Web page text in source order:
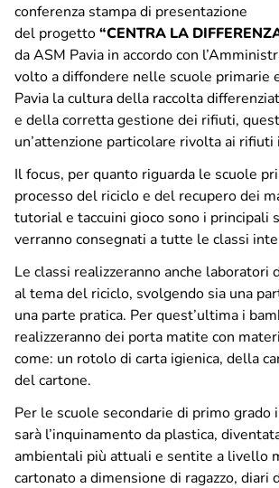
ASM Informa
Comunicati stampa
Comunicazione
Info, segnalazioni e reclami
APP IoAmoPavia
Raccolta differenziata
Porta a Porta – Pavia
Porta a Porta – Altri comuni
Piattaforma Ecologica di Montebellino
Borgo Ticino
Soste, parcheggi e bicinstazione
Zone a sosta regolamentata
Parcheggio Navigli
Parcheggio Oberdan
Parcheggio Flarer
Bicinstazione
conferenza stampa di presentazione
del progetto“CENTRA LA
da ASM Pavia in accordo con
volto a diffondere nelle scuole primarie
Pavia la cultura della raccolta
e della corretta gestione dei rifiuti,
un’attenzione particolare rivolta ai rifiuti
Il focus, per quanto riguarda le scuole
processo del riciclo e del recupero dei
tutorial e taccuini gioco sono i principali
verranno consegnati a tutte le classi
Le classi realizzeranno anche laboratori
al tema del riciclo, svolgendo sia una
una parte pratica. Per quest’ultima i
realizzeranno dei porta matite con
come: un rotolo di carta igienica, della
del cartone.
Per le scuole secondarie di primo grado
sarà l’inquinamento da plastica,
ambientali più attuali e sentite a livello
cartonato a dimensione di ragazzo, diari